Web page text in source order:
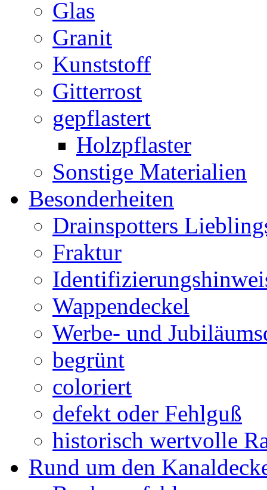
Glas
Granit
Kunststoff
Gitterrost
gepflastert
Holzpflaster
Sonstige Materialien
Besonderheiten
Drainspotters
Fraktur
Wappendeckel
Werbe- und
begrünt
coloriert
defekt oder Fehlguß
historisch wertvolle
Rund um den